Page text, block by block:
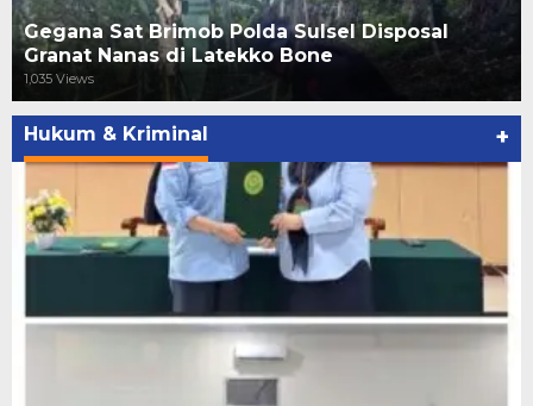
Gegana Sat Brimob Polda Sulsel Disposal
Granat Nanas di Latekko Bone
1,035 Views
Hukum & Kriminal +